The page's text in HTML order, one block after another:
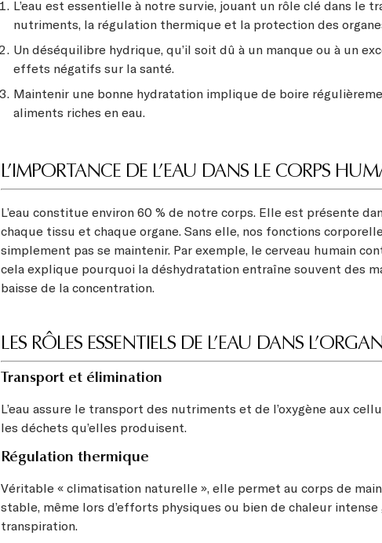
L’eau est essentielle à notre survie, jouant un rôle clé dans le
nutriments, la régulation thermique et la protection des
Un déséquilibre hydrique, qu’il soit dû à un manque ou à un
effets négatifs sur la santé.
Maintenir une bonne hydratation implique de boire
aliments riches en eau.
L’IMPORTANCE DE L’EAU DANS LE CORPS
L’eau constitue environ 60 % de notre corps. Elle est présente
chaque tissu et chaque organe. Sans elle, nos fonctions
simplement pas se maintenir. Par exemple, le cerveau humain
cela explique pourquoi la déshydratation entraîne souvent des
baisse de la concentration.
LES RÔLES ESSENTIELS DE L’EAU DANS
Transport et élimination
L’eau assure le transport des nutriments et de l’oxygène aux
les déchets qu’elles produisent.
Régulation thermique
Véritable « climatisation naturelle », elle permet au corps de
stable, même lors d’efforts physiques ou bien de chaleur intense
transpiration.